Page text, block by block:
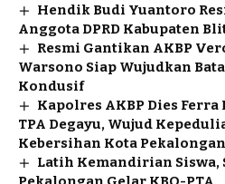
Hendik Budi Yuantoro
Anggota DPRD Kabupaten
Resmi Gantikan AKBP
Warsono Siap Wujudkan
Kondusif
Kapolres AKBP Dies
TPA Degayu, Wujud
Kebersihan Kota Pekalongan
Latih Kemandirian Siswa,